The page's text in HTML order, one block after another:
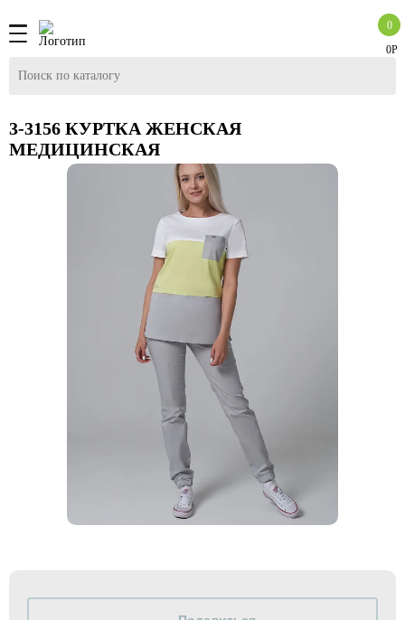
0Р
0
3-3156 КУРТКА ЖЕНСКАЯ
МЕДИЦИНСКАЯ